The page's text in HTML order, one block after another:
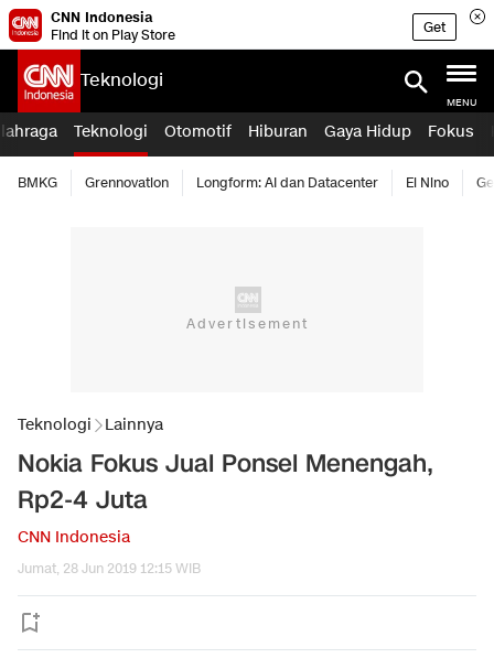
CNN Indonesia
Find it on Play Store
Get
Teknologi
MENU
Teknologi Otomotif Hiburan Gaya Hidup Fokus
BMKG Grennovation Longform: AI dan Datacenter El Nino
Teknologi Lainnya
Nokia Fokus Jual Ponsel Menengah,
Rp2-4 Juta
CNN Indonesia
Jumat, 28 Jun 2019 12:15 WIB